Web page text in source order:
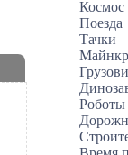
Космос
Поезда
Тачки
Роботы